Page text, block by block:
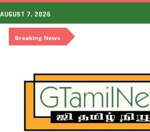
AUGUST 7, 2026
Breaking News